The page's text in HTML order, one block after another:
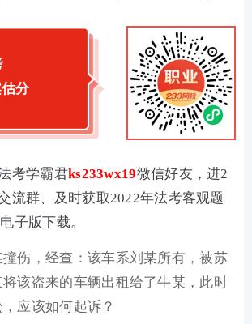
分
考学霸君ks233wx19微信好友，进2
流群、及时获取2022年法考客观题
子版下载。
伤，经查：该车系刘某所有，被苏
该盗来的车辆出租给了牛某，此时
应该如何起诉？